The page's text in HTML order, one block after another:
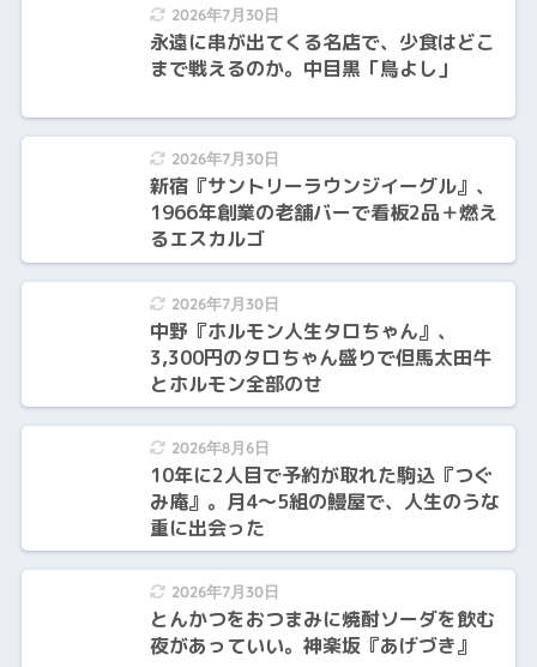
2026年7月30日
永遠に串が出てくる名店で、少食はどこ
まで戦えるのか。中目黒「鳥よし」
2026年7月30日
新宿『サントリーラウンジイーグル』、
1966年創業の老舗バーで看板2品＋燃え
るエスカルゴ
2026年7月30日
中野『ホルモン人生タロちゃん』、
3,300円のタロちゃん盛りで但馬太田牛
とホルモン全部のせ
2026年8月6日
10年に2人目で予約が取れた駒込『つぐ
み庵』。月4〜5組の鰻屋で、人生のうな
重に出会った
2026年7月30日
とんかつをおつまみに焼酎ソーダを飲む
夜があっていい。神楽坂『あげづき』